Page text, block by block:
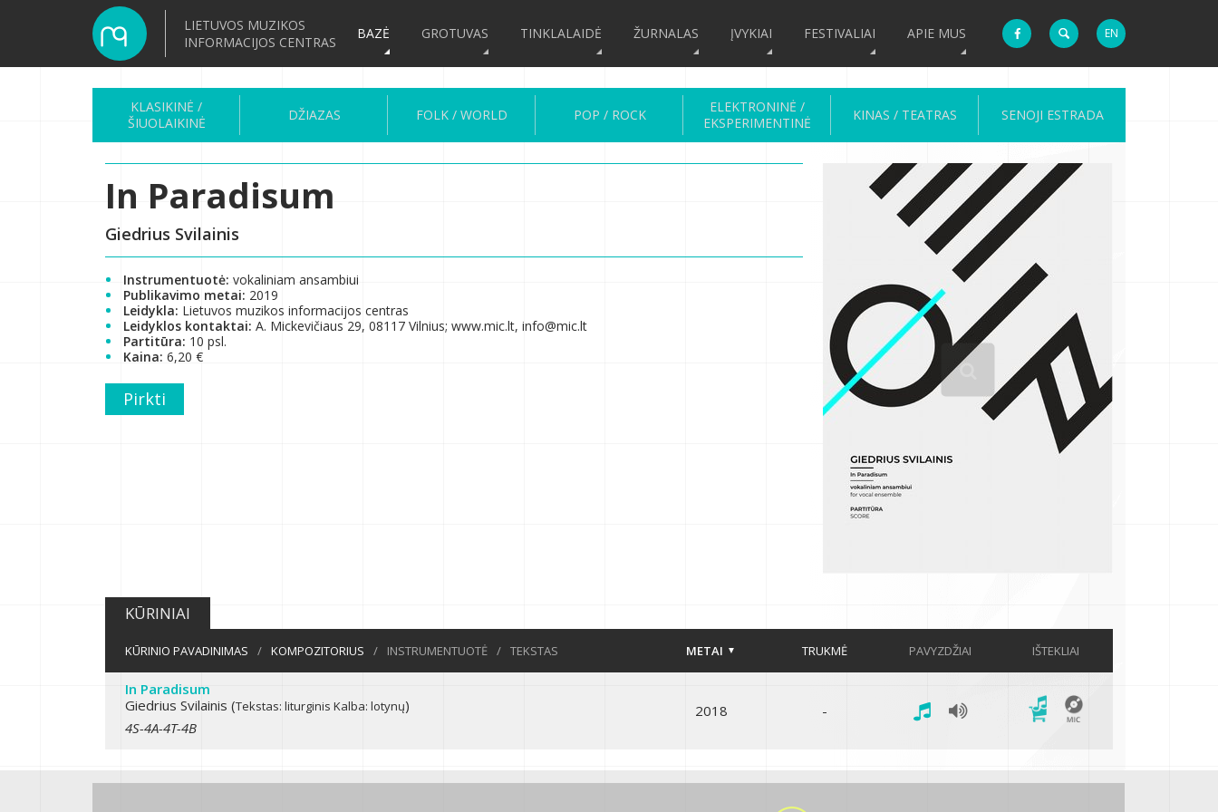
LIETUVOS MUZIKOS
INFORMACIJOS CENTRAS
EN
BAZĖ GROTUVAS TINKLALAIDĖ ŽURNALAS ĮVYKIAI FESTIVALIAI APIE MUS
KLASIKINĖ /
ŠIUOLAIKINĖ
DŽIAZAS FOLK / WORLD POP / ROCK
ELEKTRONINĖ /
EKSPERIMENTINĖ
KINAS / TEATRAS SENOJI ESTRADA
In Paradisum
Giedrius Svilainis
Instrumentuotė: vokaliniam ansambiui
Publikavimo metai: 2019
Leidykla: Lietuvos muzikos informacijos centras
Leidyklos kontaktai: A. Mickevičiaus 29, 08117 Vilnius; www.mic.lt, info@mic.lt
Partitūra: 10 psl.
Kaina: 6,20 €
Pirkti
KŪRINIAI
KŪRINIO PAVADINIMAS / KOMPOZITORIUS / INSTRUMENTUOTĖ / TEKSTAS METAI TRUKMĖ PAVYZDŽIAI IŠTEKLIAI
In Paradisum
Giedrius Svilainis (Tekstas: liturginisKalba: lotynų)
4S-4A-4T-4B
2018 -